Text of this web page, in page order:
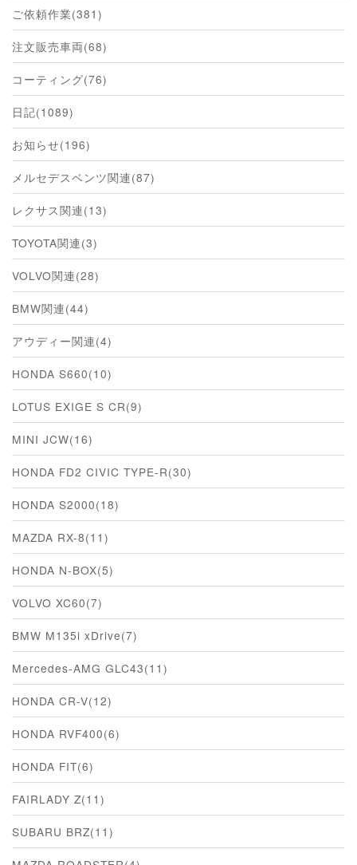
ご依頼作業(381)
注文販売車両(68)
コーティング(76)
日記(1089)
お知らせ(196)
メルセデスベンツ関連(87)
レクサス関連(13)
TOYOTA関連(3)
VOLVO関連(28)
BMW関連(44)
アウディー関連(4)
HONDA S660(10)
LOTUS EXIGE S CR(9)
MINI JCW(16)
HONDA FD2 CIVIC TYPE-R(30)
HONDA S2000(18)
MAZDA RX-8(11)
HONDA N-BOX(5)
VOLVO XC60(7)
BMW M135i xDrive(7)
Mercedes-AMG GLC43(11)
HONDA CR-V(12)
HONDA RVF400(6)
HONDA FIT(6)
FAIRLADY Z(11)
SUBARU BRZ(11)